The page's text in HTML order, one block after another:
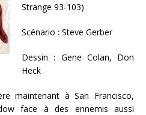
Strange 93-103)
Scénario : Steve Gerber
Dessin : Gene Colan, Don
Heck
maintenant à San Francisco,
face à des ennemis aussi